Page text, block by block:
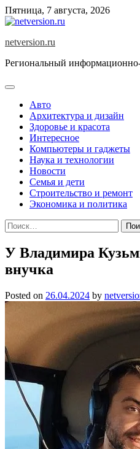
Skip
to
Пятница, 7 августа, 2026
netversion.ru
Региональный
Авто
Архитектура и дизайн
Здоровье и красота
Интересное
Компьютеры и гаджеты
Наука и технологии
Новости
Семья и дети
Строительство и ремонт
Экономика и политика
Найти:
У Владимира
внучка
Posted on 26.04.2024 by